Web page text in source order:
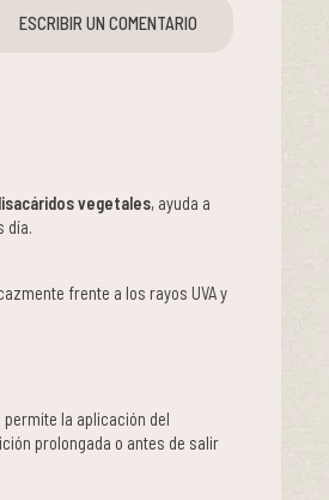
ESCRIBIR UN COMENTARIO
vegetales, ayuda a
día.
frente a los rayos UVA y
la aplicación del
prolongada o antes de salir